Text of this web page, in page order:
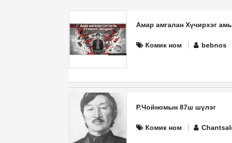
Амар амгалан Хүчирхэг
Комик ном bebnos
Р.Чойномын 87ш шүлэг
Комик ном